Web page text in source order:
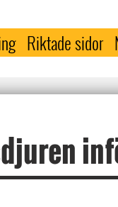
Riktade sidor